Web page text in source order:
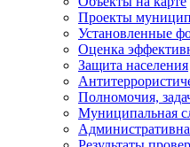
Проекты
Установленные
Оценка
Защита населения
Полномочия,
Муниципальная